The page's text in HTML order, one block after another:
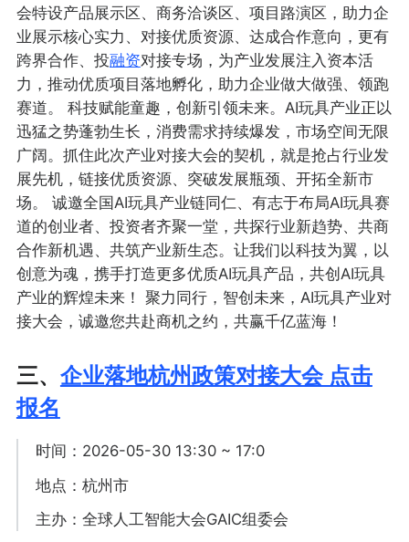
会特设产品展示区、商务洽谈区、项目路演区，助力企
业展示核心实力、对接优质资源、达成合作意向，更有
跨界合作、投融资对接专场，为产业发展注入资本活
力，推动优质项目落地孵化，助力企业做大做强、领跑
赛道。 科技赋能童趣，创新引领未来。AI玩具产业正以
迅猛之势蓬勃生长，消费需求持续爆发，市场空间无限
广阔。抓住此次产业对接大会的契机，就是抢占行业发
展先机，链接优质资源、突破发展瓶颈、开拓全新市
场。 诚邀全国AI玩具产业链同仁、有志于布局AI玩具赛
道的创业者、投资者齐聚一堂，共探行业新趋势、共商
合作新机遇、共筑产业新生态。让我们以科技为翼，以
创意为魂，携手打造更多优质AI玩具产品，共创AI玩具
产业的辉煌未来！ 聚力同行，智创未来，AI玩具产业对
接大会，诚邀您共赴商机之约，共赢千亿蓝海！
三、 企业落地杭州政策对接大会 点击
报名
时间：2026-05-30 13:30 ~ 17:0
地点：杭州市
主办：全球人工智能大会GAIC组委会